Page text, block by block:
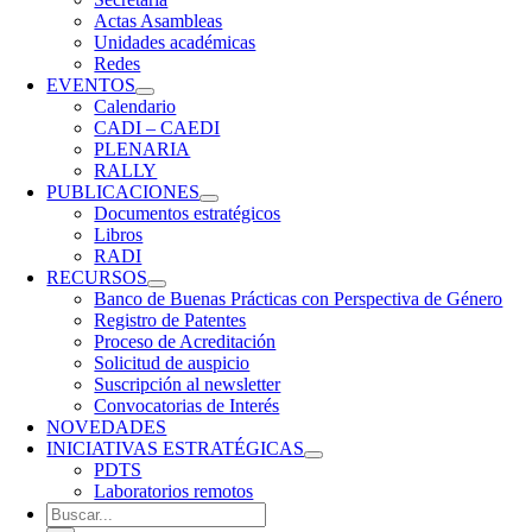
Actas Asambleas
Unidades académicas
Redes
EVENTOS
Calendario
CADI – CAEDI
PLENARIA
RALLY
PUBLICACIONES
Documentos estratégicos
Libros
RADI
RECURSOS
Banco de Buenas Prácticas con Perspectiva de Género
Registro de Patentes
Proceso de Acreditación
Solicitud de auspicio
Suscripción al newsletter
Convocatorias de Interés
NOVEDADES
INICIATIVAS ESTRATÉGICAS
PDTS
Laboratorios remotos
Buscar: